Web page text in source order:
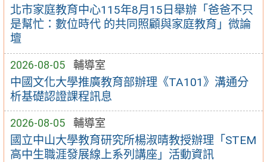
北市家庭教育中心115年8月15日舉辦「爸爸不只
是幫忙：數位時代 的共同照顧與家庭教育」微論
壇
2026-08-05 輔導室
中國文化大學推廣教育部辦理《TA101》溝通分
析基礎認證課程訊息
2026-08-05 輔導室
國立中山大學教育研究所楊淑晴教授辦理「STEM
高中生職涯發展線上系列講座」活動資訊